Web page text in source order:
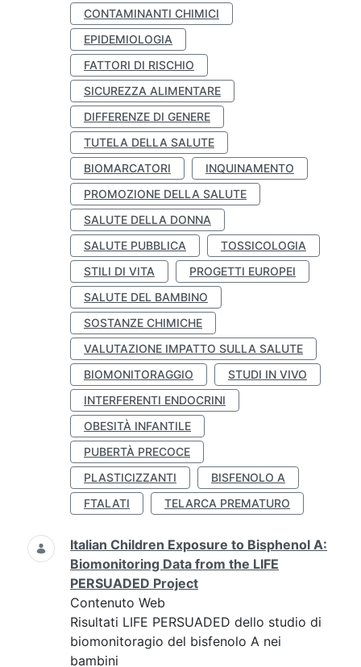
CONTAMINANTI CHIMICI
EPIDEMIOLOGIA
FATTORI DI RISCHIO
SICUREZZA ALIMENTARE
DIFFERENZE DI GENERE
TUTELA DELLA SALUTE
BIOMARCATORI
INQUINAMENTO
PROMOZIONE DELLA SALUTE
SALUTE DELLA DONNA
SALUTE PUBBLICA
TOSSICOLOGIA
STILI DI VITA
PROGETTI EUROPEI
SALUTE DEL BAMBINO
SOSTANZE CHIMICHE
VALUTAZIONE IMPATTO SULLA SALUTE
BIOMONITORAGGIO
STUDI IN VIVO
INTERFERENTI ENDOCRINI
OBESITÀ INFANTILE
PUBERTÀ PRECOCE
PLASTICIZZANTI
BISFENOLO A
FTALATI
TELARCA PREMATURO
Italian Children Exposure to Bisphenol A:
Biomonitoring Data from the LIFE
PERSUADED Project
Contenuto Web
Risultati LIFE PERSUADED dello studio di
biomonitoragio del bisfenolo A nei
bambini